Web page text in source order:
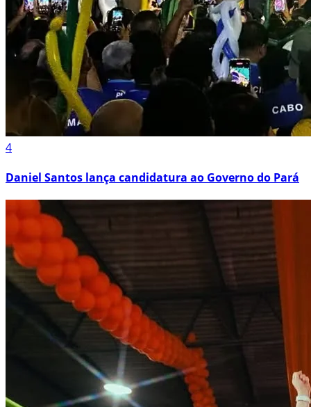
4
Daniel Santos lança candidatura ao Governo do Pará